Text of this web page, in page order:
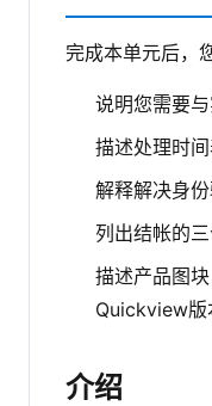
完成本单元后，
说明您需要与
描述处理时间
解释解决身份
列出结帐的三
描述产品图
Quickview版
介绍